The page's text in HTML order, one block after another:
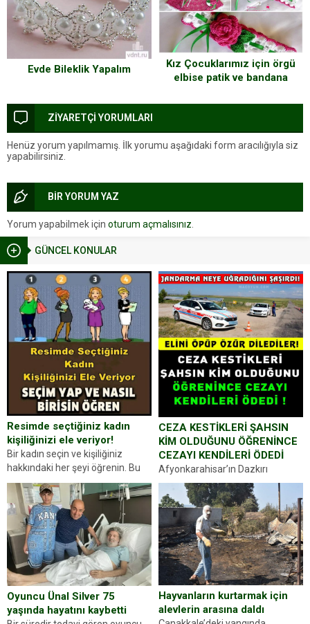
GÜNCEL KONULAR
Resimde seçtiğiniz kadın
kişiliğinizi ele veriyor!
Bir kadın seçin ve kişiliğiniz
hakkındaki her şeyi öğrenin. Bu
kez karşınıza oldukça farklı bir
kişilik testiyle çıkıyoruz. Resimde
gördüğünüz kadın figürlerinden
dikkatinizi en...
CEZA KESTİKLERİ ŞAHSIN
KİM OLDUĞUNU ÖĞRENİNCE
CEZAYI KENDİLERİ ÖDEDİ
Afyonkarahisar’ın Dazkırı
ilçesinde trafik uygulaması
yapan jandarma ekipleri
durdurdukları bir otomobilin
sürücüsünden ehliyet ve ruhsat
sorup belgelerini istedi. Sürücü
Abdurrahman Ö.nün verdiği
evraklarda eksik olduğunu...
Oyuncu Ünal Silver 75
yaşında hayatını kaybetti
Hayvanların kurtarmak için
alevlerin arasına daldı
Evde Bileklik Yapalım
Kız Çocuklarımız için örgü
elbise patik ve bandana
ZİYARETÇİ YORUMLARI
Henüz yorum yapılmamış. İlk yorumu aşağıdaki form aracılığıyla siz
yapabilirsiniz.
BİR YORUM YAZ
Yorum yapabilmek için oturum açmalısınız.